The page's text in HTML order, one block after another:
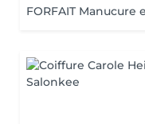
FORFAIT Manucure